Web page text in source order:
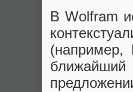
В Wolfram
(например,